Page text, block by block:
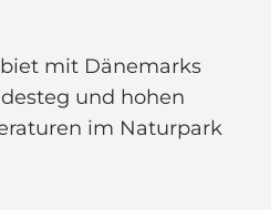
mit Dänemarks
und hohen
im Naturpark